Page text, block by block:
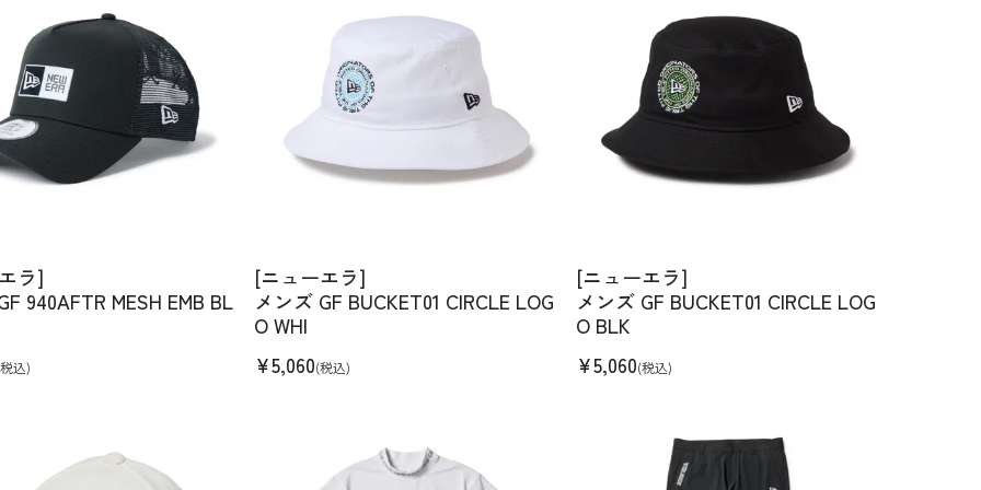
ラ]
940AFTR MESH EMB BL
込)
[ニューエラ]
メンズ GF BUCKET01 CIRCLE LOG
O WHI
¥5,060(税込)
[ニューエラ]
メンズ GF BUCKET01 CIRCLE LOG
O BLK
¥5,060(税込)